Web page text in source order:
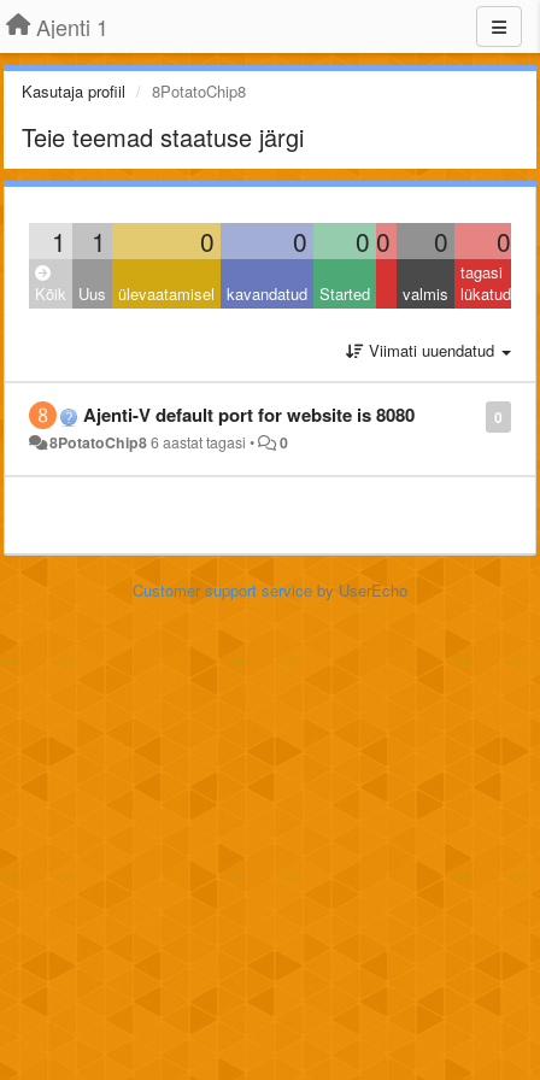
Ajenti 1
Kasutaja profiil 8PotatoChip8
Teie teemad staatuse järgi
1 1 0 0 0 0 0 0
Kõik Uus ülevaatamisel kavandatud Started valmis
tagasi
lükatud
Viimati uuendatud
0
Ajenti-V default port for website is 8080
8PotatoChip86 aastat tagasi • 0
Customer support service by UserEcho